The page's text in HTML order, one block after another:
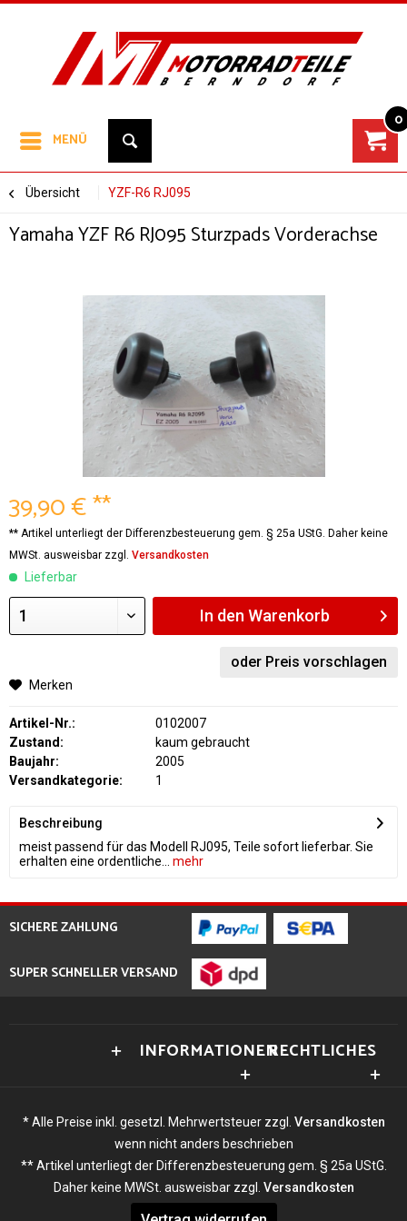
MENÜ
0
Übersicht YZF-R6 RJ095
Yamaha YZF R6 RJ095 Sturzpads Vorderachse
39,90 € **
** Artikel unterliegt der Differenzbesteuerung gem. § 25a UStG. Daher keine
MWSt. ausweisbar zzgl. Versandkosten
Lieferbar
In den Warenkorb
oder Preis vorschlagen
Merken
Artikel-Nr.:
0102007
Zustand:
kaum gebraucht
Baujahr:
2005
Versandkategorie:
1
Beschreibung
meist passend für das Modell RJ095, Teile sofort lieferbar. Sie
erhalten eine ordentliche...
mehr
SICHERE ZAHLUNG
SUPER SCHNELLER VERSAND
INFORMATIONENRECHTLICHES
* Alle Preise inkl. gesetzl. Mehrwertsteuer zzgl. Versandkosten
wenn nicht anders beschrieben
** Artikel unterliegt der Differenzbesteuerung gem. § 25a UStG.
Daher keine MWSt. ausweisbar zzgl. Versandkosten